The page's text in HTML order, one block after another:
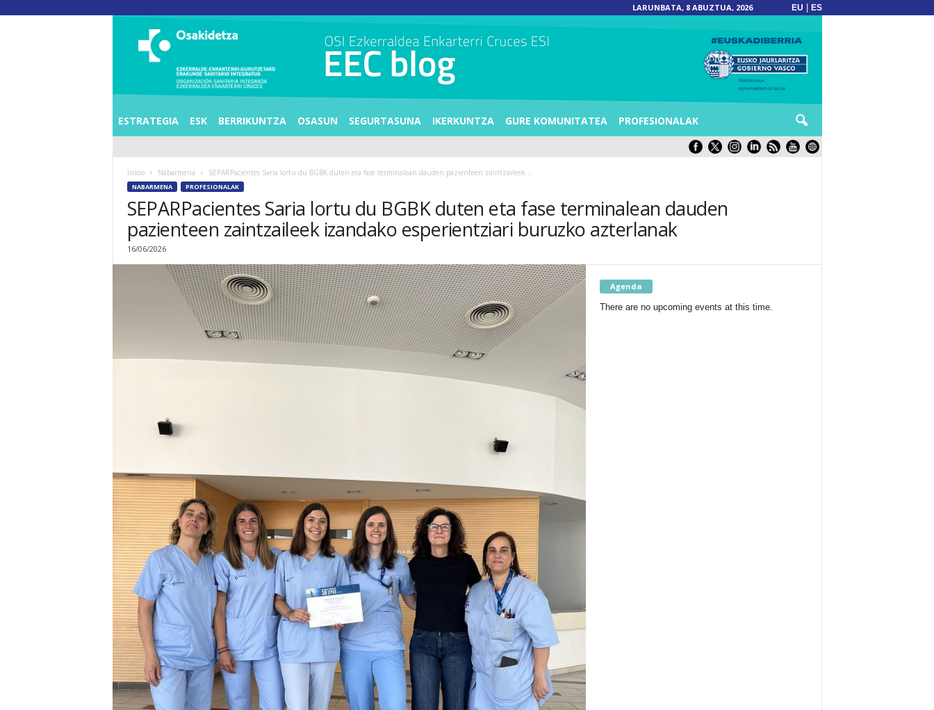
LARUNBATA, 8 ABUZTUA, 2026 EU ES
A
ESTRATEGIA ESK BERRIKUNTZA OSASUN SEGURTASUNA IKERKUNTZA GURE KOMUNITATEA PROFESIONALAK
Inicio Nabarmena SEPARPacientes Saria lortu du BGBK duten eta fase terminalean dauden pazienteen zaintzaileek...
NABARMENA PROFESIONALAK
SEPARPacientes Saria lortu du BGBK duten eta fase terminalean dauden
pazienteen zaintzaileek izandako esperientziari buruzko azterlanak
16/06/2026
Agenda
There are no upcoming events at this time.